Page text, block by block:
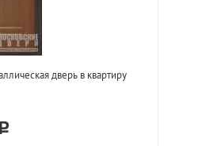
дверь в квартиру